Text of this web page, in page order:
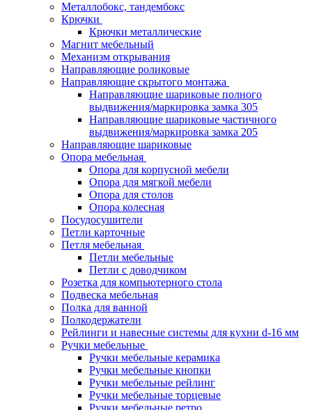
Металлобокс, тандембокс
Крючки
Крючки металлические
Магнит мебельный
Механизм открывания
Направляющие роликовые
Направляющие скрытого монтажа
Направляющие шариковые полного
выдвижения/маркировка замка 305
Направляющие шариковые частичного
выдвижения/маркировка замка 205
Направляющие шариковые
Опора мебельная
Опора для корпусной мебели
Опора для мягкой мебели
Опора для столов
Опора колесная
Посудосушители
Петли карточные
Петля мебельная
Петли мебельные
Петли с доводчиком
Розетка для компьютерного стола
Подвеска мебельная
Полка для ванной
Полкодержатели
Рейлинги и навесные системы для кухни d-16 мм
Ручки мебельные
Ручки мебельные керамика
Ручки мебельные кнопки
Ручки мебельные рейлинг
Ручки мебельные торцевые
Ручки мебельные ретро